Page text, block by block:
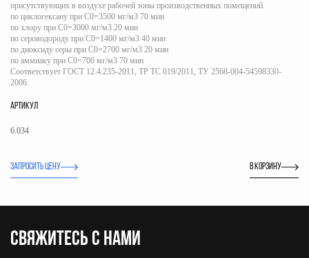
присутствующих в воздухе рабочей зоны производственных помещений.
по циклогексану при С0=3500 мг/м3 70 мин
по хлору при С0=3000 мг/м3 20 мин
по сероводороду при С0=1400 мг/м3 40 мин
по диоксиду серы при С0=2700 мг/м3 20 мин
по аммиаку при С0=700 мг/м3 70 мин
Соответствует ГОСТ 12.4.235-2011, ТР ТС 019/2011, ТУ 2568-004-54598330-
2006.
АРТИКУЛ
6.034
ЗАПРОСИТЬ ЦЕНУ В корзину
CВЯЖИТЕСЬ С НАМИ